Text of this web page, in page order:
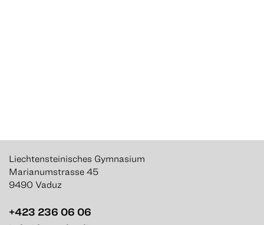
Liechtensteinisches Gymnasium
Marianumstrasse 45
9490 Vaduz
+423 236 06 06